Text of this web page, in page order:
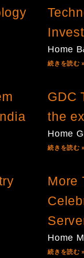
Home
続きを読む »
GDC
the
Home
続きを読む »
More
Home
続きを読む »